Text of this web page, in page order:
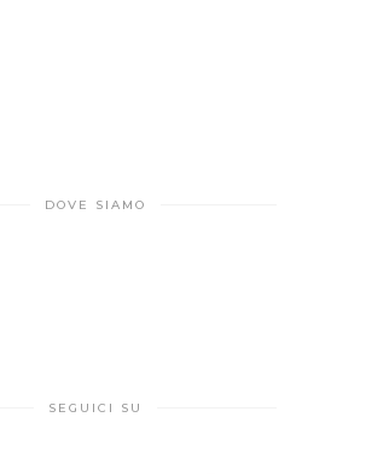
DOVE SIAMO
SEGUICI SU